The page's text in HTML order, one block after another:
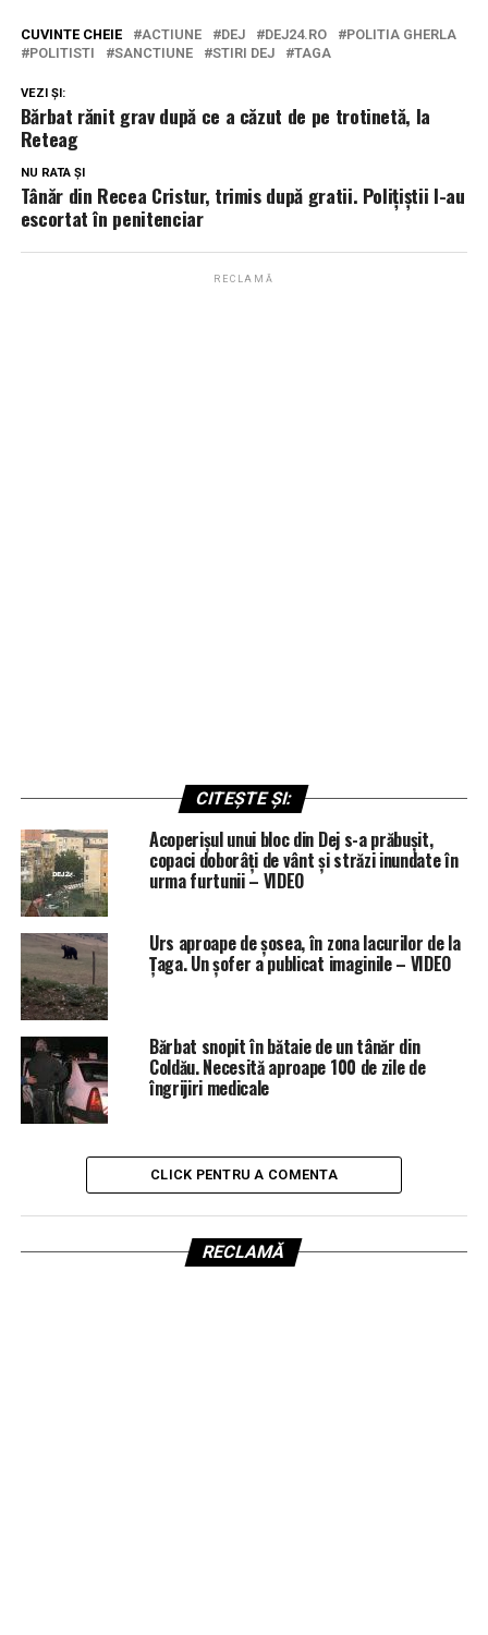
CUVINTE CHEIE ACTIUNE DEJ DEJ24.RO
POLITIA GHERLA
POLITISTI
SANCTIUNE STIRI DEJ TAGA
VEZI ȘI:
Bărbat rănit grav după ce a căzut de pe trotinetă, la
Reteag
NU RATA ȘI
Tânăr din Recea Cristur, trimis după gratii. Polițiștii l-au
escortat în penitenciar
RECLAMĂ
CITEȘTE ȘI:
Acoperișul unui bloc din Dej s-a prăbușit,
copaci doborâți de vânt și străzi inundate în
urma furtunii – VIDEO
Urs aproape de șosea, în zona lacurilor de la
Țaga. Un șofer a publicat imaginile – VIDEO
Bărbat snopit în bătaie de un tânăr din
Coldău. Necesită aproape 100 de zile de
îngrijiri medicale
CLICK PENTRU A COMENTA
RECLAMĂ